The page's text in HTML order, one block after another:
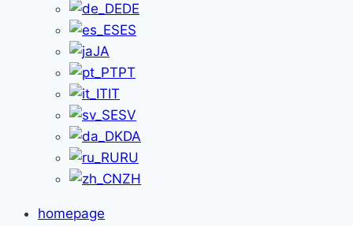
DE
ES
JA
PT
IT
SV
DA
RU
ZH
homepage